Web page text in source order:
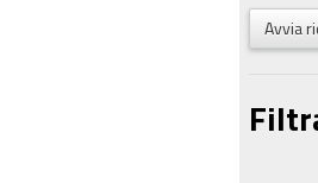
Avvia